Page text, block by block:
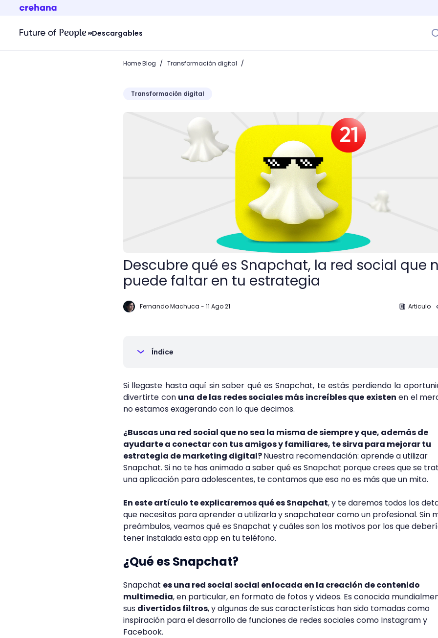
Descargables
Home Blog / Transformación digital /
Transformación digital
Descubre qué es Snapchat, la red social que no puede faltar en tu estrategia
Descubre qué es Snapchat, la red social que
puede faltar en tu estrategia
Fernando Machuca - 11 Ago 21 Articulo
Índice
Si llegaste hasta aquí sin saber qué es Snapchat, te estás perdiendo la
divertirte con una de las redes sociales más increíbles que existen en el
no estamos exagerando con lo que decimos.
¿Buscas una red social que no sea la misma de siempre y que, además de
ayudarte a conectar con tus amigos y familiares, te sirva para mejorar tu
estrategia de marketing digital?Nuestra recomendación: aprende a utilizar
Snapchat. Si no te has animado a saber qué es Snapchat porque crees que se
una aplicación para adolescentes, te contamos que eso no es más que un mito.
En este artículo te explicaremos qué es Snapchat, y te daremos todos los
que necesitas para aprender a utilizarla y snapchatear como un profesional. Sin
preámbulos, veamos qué es Snapchat y cuáles son los motivos por los que
tener instalada esta app en tu teléfono.
¿Qué es Snapchat?
Snapchat es una red social social enfocada en la creación de contenido
multimedia, en particular, en formato de fotos y videos. Es conocida
sus divertidos filtros, y algunas de sus características han sido tomadas como
inspiración para el desarrollo de funciones de redes sociales como Instagram y
Facebook.